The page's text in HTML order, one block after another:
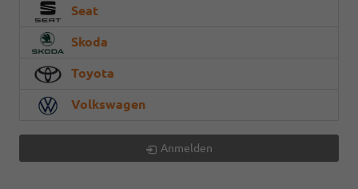
Seat
Skoda
Toyota
Volkswagen
Anmelden